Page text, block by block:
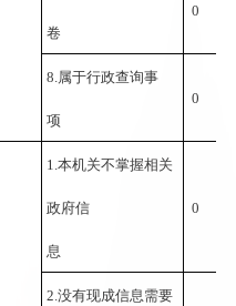
卷
0
8.属于行政查询事
项
0
1.本机关不掌握相关
政府信
息
0
2.没有现成信息需要